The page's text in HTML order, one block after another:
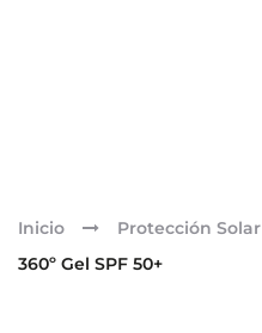
Inicio Protección Solar
360º Gel SPF 50+